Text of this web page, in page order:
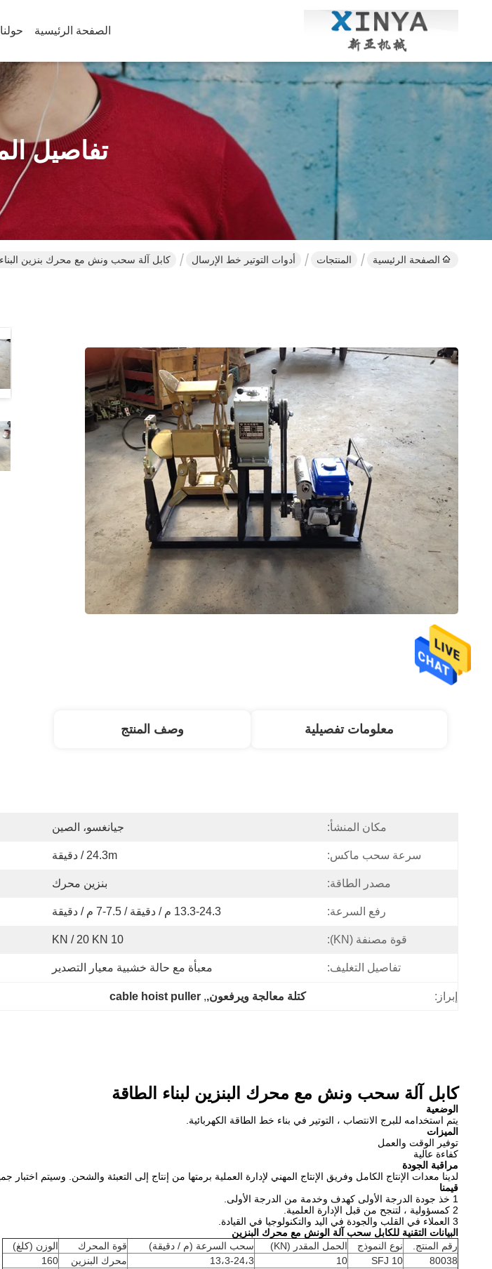
الصفحة الرئيسية حولنا
تفاصيل
الصفحة الرئيسية المنتجات أدوات التوتير خط الإرسال كابل آلة سحب ونش مع محرك بنزين البناء
معلومات تفصيلية وصف المنتج
مكان المنشأ: جيانغسو، الصين
سرعة سحب ماكس: 24.3m / دقيقة
مصدر الطاقة: بنزين محرك
رفع السرعة: 13.3-24.3 م / دقيقة / 7.5-7 م / دقيقة
قوة مصنفة (KN): 10 KN / 20 KN
تفاصيل التغليف: معبأة مع حالة خشبية معيار التصدير
إبراز: كتلة معالجة ويرفعون,,
cable hoist puller
كابل آلة سحب ونش مع محرك البنزين لبناء الطاقة
الوضعية
يتم استخدامه للبرج الانتصاب ، التوتير في بناء خط الطاقة الكهربائية.
الميزات
توفير الوقت والعمل
كفاءة عالية
مراقبة الجودة
لدينا معدات الإنتاج الكامل وفريق الإنتاج المهني لإدارة العملية برمتها من إنتاج إلى التعبئة والشحن. وسيتم اختبار جميع المنتجات 100٪ قبل التسليم
قيمنا
1 خذ جودة الدرجة الأولى كهدف وخدمة من الدرجة الأولى.
2 كمسؤولية ، لتنجح من قبل الإدارة العلمية.
3 العملاء في القلب والجودة في اليد والتكنولوجيا في القيادة.
البيانات التقنية للكابل سحب آلة الونش مع محرك البنزين
رقم المنتج.
نوع النموذج الحمل المقدر (KN) سحب السرعة (م / دقيقة) قوة المحرك
الوزن (كلغ)
80038
SFJ 10
10 13،3-24،3 محرك البنزين
160